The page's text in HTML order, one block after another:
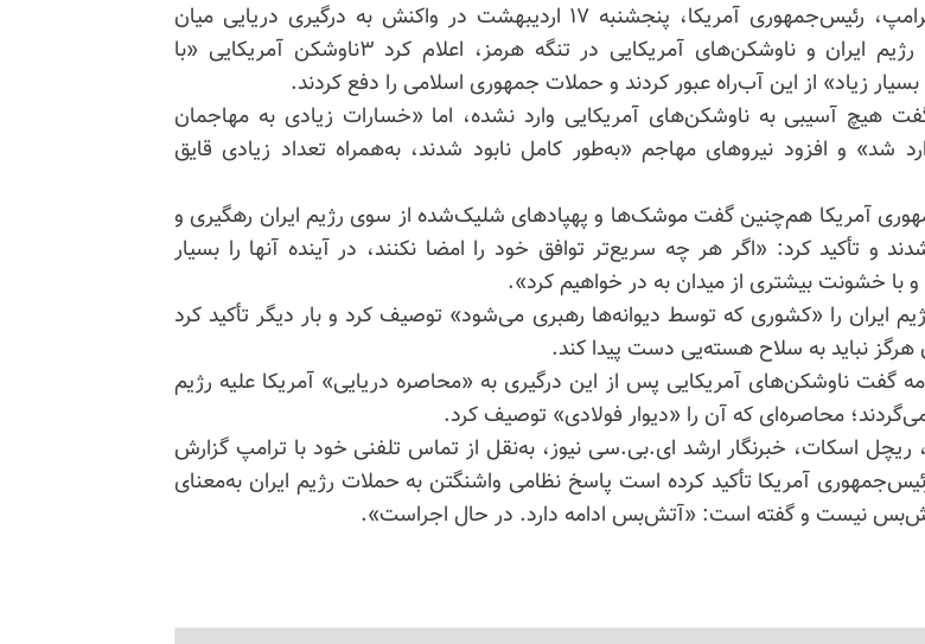
دونالد ترامپ، رئیس‌جمهوری آمریکا، پنجشنبه ۱۷ اردیبهشت در واکنش به درگیری دریایی میان
نیروهای رژیم ایران و ناوشکن‌های آمریکایی در تنگه هرمز، اعلام کرد ۳ناوشکن آمریکایی «با
زیاد» از این آب‌راه عبور کردند و حملات جمهوری اسلامی را دفع کردند.
هیچ آسیبی به ناوشکن‌های آمریکایی وارد نشده، اما «خسارات زیادی به مهاجمان
شد» و افزود نیروهای مهاجم «به‌طور کامل نابود شدند، به‌همراه تعداد زیادی قایق
آمریکا هم‌چنین گفت موشک‌ها و پهپادهای شلیک‌شده از سوی رژیم ایران رهگیری و
و تأکید کرد: «اگر هر چه سریع‌تر توافق خود را امضا نکنند، در آینده آنها را بسیار
با خشونت بیشتری از میدان به در خواهیم کرد».
ایران را «کشوری که توسط دیوانه‌ها رهبری می‌شود» توصیف کرد و بار دیگر تأکید کرد
هرگز نباید به سلاح هسته‌یی دست پیدا کند.
گفت ناوشکن‌های آمریکایی پس از این درگیری به «محاصره دریایی» آمریکا علیه رژیم
محاصره‌ای که آن را «دیوار فولادی» توصیف کرد.
ریچل اسکات، خبرنگار ارشد ای.بی.سی نیوز، به‌نقل از تماس تلفنی خود با ترامپ گزارش
آمریکا تأکید کرده است پاسخ نظامی واشنگتن به حملات رژیم ایران به‌معنای
نیست و گفته است: «آتش‌بس ادامه دارد. در حال اجراست».